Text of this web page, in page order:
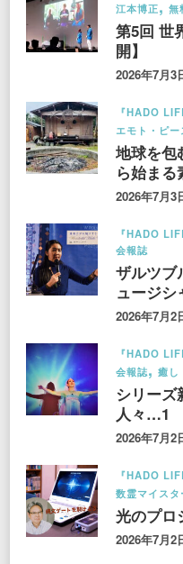
江本博正
無
第5回 世
開】
2026年7月3
『HADO
エモト・ピー
地球を包
ら始ま
2026年7月3
『HADO
会報誌
ザルツブ
ュージシ
2026年7月2
『HADO
会報誌
癒し
シリーズ
人々…1
2026年7月2
『HADO
数霊マイス
光のプロ
2026年7月2